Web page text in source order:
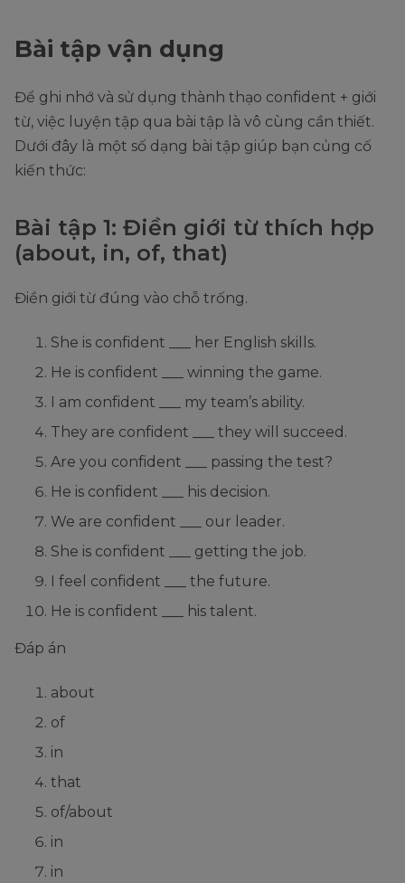
Bài tập vận dụng
Để ghi nhớ và sử dụng thành thạo confident + giới
từ, việc luyện tập qua bài tập là vô cùng cần thiết.
Dưới đây là một số dạng bài tập giúp bạn củng cố
kiến thức:
Bài tập 1: Điền giới từ thích hợp
(about, in, of, that)
Điền giới từ đúng vào chỗ trống.
She is confident ___ her English skills.
He is confident ___ winning the game.
I am confident ___ my team’s ability.
They are confident ___ they will succeed.
Are you confident ___ passing the test?
He is confident ___ his decision.
We are confident ___ our leader.
She is confident ___ getting the job.
I feel confident ___ the future.
He is confident ___ his talent.
Đáp án
about
of
in
that
of/about
in
in